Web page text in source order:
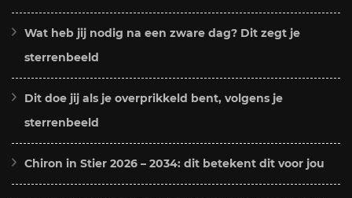
Wat heb jij nodig na een zware dag? Dit zegt je
sterrenbeeld
Dit doe jij als je overprikkeld bent, volgens je
sterrenbeeld
Chiron in Stier 2026 – 2034: dit betekent dit voor jou